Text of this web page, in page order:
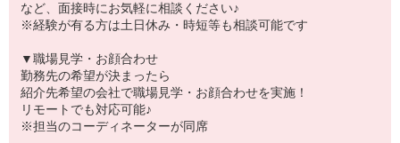
など、面接時にお気軽に相談ください♪
※経験が有る方は土日休み・時短等も相談可能です
▼職場見学・お顔合わせ
勤務先の希望が決まったら
紹介先希望の会社で職場見学・お顔合わせを実施！
リモートでも対応可能♪
※担当のコーディネーターが同席